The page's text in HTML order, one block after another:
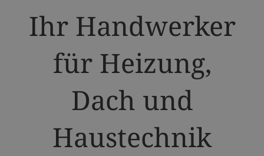
Ihr Handwerker
für Heizung,
Dach und
Haustechnik